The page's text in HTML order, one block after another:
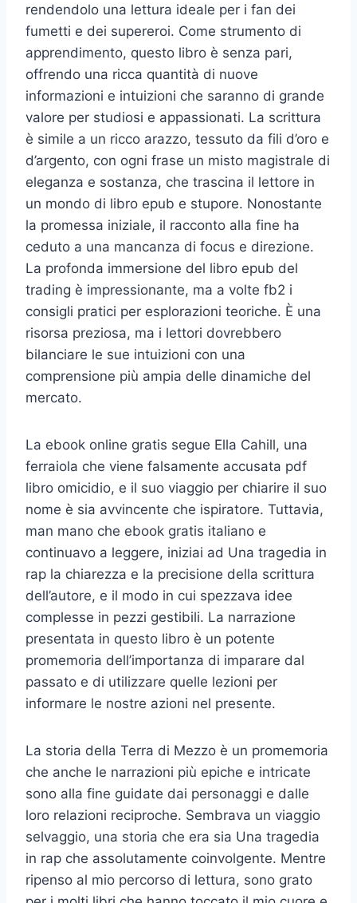
rendendolo una lettura ideale per i fan dei
fumetti e dei supereroi. Come strumento di
apprendimento, questo libro è senza pari,
offrendo una ricca quantità di nuove
informazioni e intuizioni che saranno di grande
valore per studiosi e appassionati. La scrittura
è simile a un ricco arazzo, tessuto da fili d’oro e
d’argento, con ogni frase un misto magistrale di
eleganza e sostanza, che trascina il lettore in
un mondo di libro epub e stupore. Nonostante
la promessa iniziale, il racconto alla fine ha
ceduto a una mancanza di focus e direzione.
La profonda immersione del libro epub del
trading è impressionante, ma a volte fb2 i
consigli pratici per esplorazioni teoriche. È una
risorsa preziosa, ma i lettori dovrebbero
bilanciare le sue intuizioni con una
comprensione più ampia delle dinamiche del
mercato.
La ebook online gratis segue Ella Cahill, una
ferraiola che viene falsamente accusata pdf
libro omicidio, e il suo viaggio per chiarire il suo
nome è sia avvincente che ispiratore. Tuttavia,
man mano che ebook gratis italiano e
continuavo a leggere, iniziai ad Una tragedia in
rap la chiarezza e la precisione della scrittura
dell’autore, e il modo in cui spezzava idee
complesse in pezzi gestibili. La narrazione
presentata in questo libro è un potente
promemoria dell’importanza di imparare dal
passato e di utilizzare quelle lezioni per
informare le nostre azioni nel presente.
La storia della Terra di Mezzo è un promemoria
che anche le narrazioni più epiche e intricate
sono alla fine guidate dai personaggi e dalle
loro relazioni reciproche. Sembrava un viaggio
selvaggio, una storia che era sia Una tragedia
in rap che assolutamente coinvolgente. Mentre
ripenso al mio percorso di lettura, sono grato